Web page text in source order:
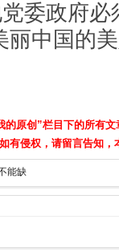
委政府必
丽中国的
原创”栏目下的所有
有侵权，请留言告知，
能缺